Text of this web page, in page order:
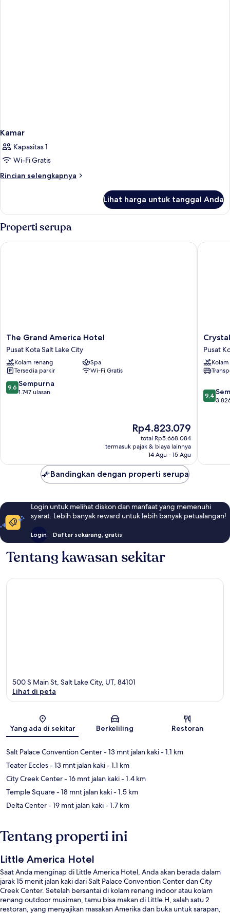
Kamar
Kapasitas 1
Wi-Fi Gratis
Rincian selengkapnya
Rincian
Kamar
Lihat harga untuk tanggal Anda
Properti serupa
The
Grand
America
Hotel
Pusat
Kota
Salt
The Grand America Hotel
Pusat Kota Salt Lake City
Kolam renang
Spa
Tersedia parkir
Wi-Fi Gratis
9.6
dari
9,6 Sempurna
1.747 ulasan
Harga
sekarang
Rp4.823.079
Rp4.823.079
total Rp5.668.084
termasuk pajak & biaya lainnya
14 Agu - 15 Agu
The Grand America Hotel
Crystal
Inn
Hotel
&
Suites
Lake
City
Pusat
9.4
dari
9,4
Crystal
Bandingkan dengan properti serupa
Login untuk melihat diskon dan manfaat yang memenuhi
syarat. Lebih banyak reward untuk lebih banyak petualangan!
Login Daftar sekarang, gratis
Tentang kawasan sekitar
Peta
500 S Main St, Salt Lake City, UT, 84101
Lihat di peta
Yang ada di sekitar Berkeliling Restoran
Salt Palace Convention Center- 13 mnt jalan kaki- 1.1 km
Teater Eccles- 13 mnt jalan kaki- 1.1 km
City Creek Center- 16 mnt jalan kaki- 1.4 km
Temple Square- 18 mnt jalan kaki- 1.5 km
Delta Center- 19 mnt jalan kaki- 1.7 km
Tentang properti ini
Little America Hotel
Saat Anda menginap di Little America Hotel, Anda akan berada dalam
jarak 15 menit jalan kaki dari Salt Palace Convention Center dan City
Creek Center. Setelah bersantai di kolam renang indoor atau kolam
renang outdoor musiman, tamu bisa makan di Little H, salah satu 2
restoran, yang menyajikan masakan Amerika dan buka untuk sarapan,